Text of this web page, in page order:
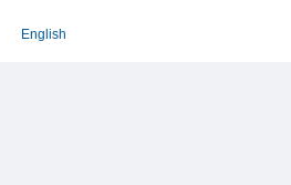
English